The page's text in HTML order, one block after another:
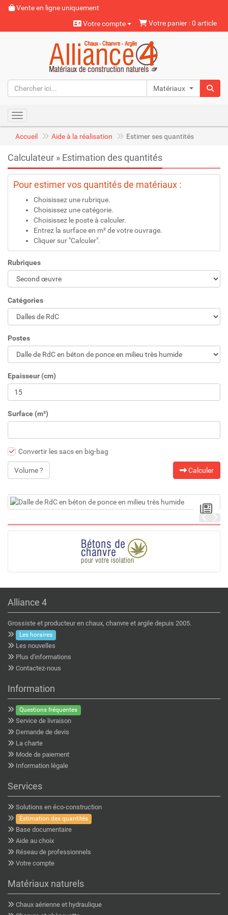
Vente en ligne uniquement
Votre compte
Votre panier : 0 article
Matériaux naturels
Toggle navigation
Accueil Aide à la réalisation Estimer ses quantités
Calculateur » Estimation des quantités
Pour estimer vos quantités de matériaux :
Choisissez une rubrique.
Choisissez une catégorie.
Choisissez le poste à calculer.
Entrez la surface en m² de votre ouvrage.
Cliquer sur "Calculer".
Rubriques
Catégories
Postes
Epaisseur (cm)
Surface (m²)
Convertir les sacs en big-bag
Volume ? Calculer
Alliance 4
Grossiste et producteur en chaux, chanvre et argile depuis 2005.
Les horaires
Les nouvelles
Plus d'informations
Contactez-nous
Information
Questions fréquentes
Service de livraison
Demande de devis
La charte
Mode de paiement
Information légale
Services
Solutions en éco-construction
Estimation des quantités
Base documentaire
Aide au choix
Réseau de professionnels
Votre compte
Matériaux naturels
Chaux aérienne et hydraulique